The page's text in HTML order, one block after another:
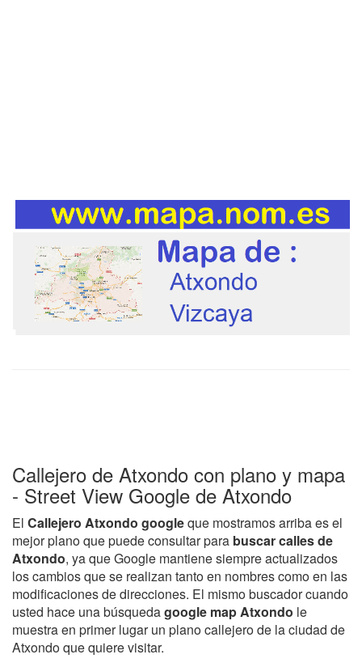
Callejero de Atxondo con plano y mapa
- Street View Google de Atxondo
El Callejero Atxondo googleque mostramos arriba es el
mejor plano que puede consultar para buscar calles de
Atxondo, ya que Google mantiene siempre actualizados
los cambios que se realizan tanto en nombres como en las
modificaciones de direcciones. El mismo buscador cuando
usted hace una búsquedagoogle map Atxondo le
muestra en primer lugar un plano callejero de la ciudad de
Atxondo que quiere visitar.